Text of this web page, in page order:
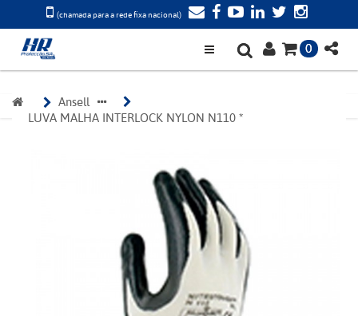
(chamada para a rede fixa nacional)
0
Ansell
LUVA MALHA INTERLOCK NYLON N110 *